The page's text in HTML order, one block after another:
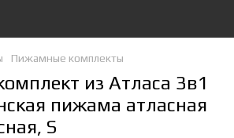
Пижамные комплекты
из Атласа 3в1
пижама атласная
S